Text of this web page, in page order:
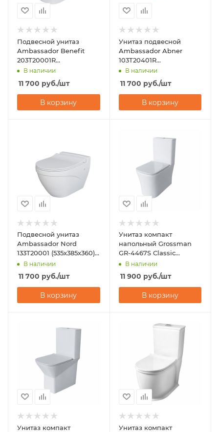
Подвесной унитаз
Ambassador Benefit
203T20001R
(535х340х360)
горизонтальный выпуск
В наличии
11 700 руб./шт
В корзину
Унитаз подвесной
Ambassador Abner
103T20401R
(545х360х330)
горизонтальный выпуск
В наличии
11 700 руб./шт
В корзину
Подвесной унитаз
Ambassador Nord
133T20001 (535х385х360)
горизонтальный выпуск
В наличии
11 700 руб./шт
В корзину
Унитаз компакт
напольный Grossman
GR-4467S Classic
(620х360х820)
В наличии
11 900 руб./шт
В корзину
Унитаз компакт
Унитаз компакт